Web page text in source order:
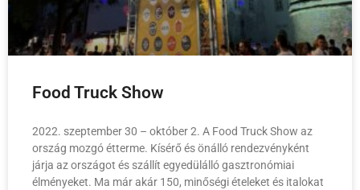
Food Truck Show
2022. szeptember 30 – október 2. A Food Truck Show az
ország mozgó étterme. Kísérő és önálló rendezvényként
járja az országot és szállít egyedülálló gasztronómiai
élményeket. Ma már akár 150, minőségi ételeket és italokat